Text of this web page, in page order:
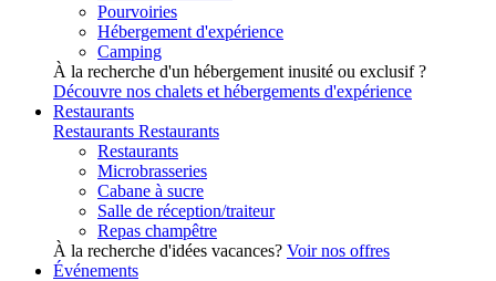
Pourvoiries
Hébergement d'expérience
Camping
À la recherche d'un hébergement inusité ou exclusif ?
Découvre nos chalets et hébergements d'expérience
Restaurants
Restaurants Restaurants
Restaurants
Microbrasseries
Cabane à sucre
Salle de réception/traiteur
Repas champêtre
À la recherche d'idées vacances? Voir nos offres
Événements